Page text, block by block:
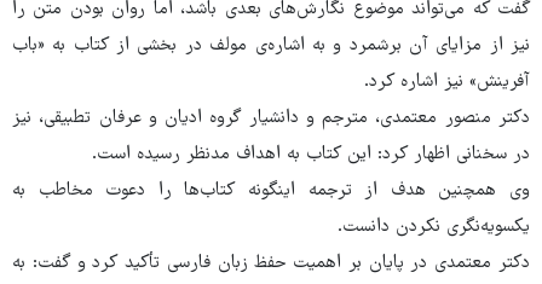
گفت که می‌تواند موضوع نگارش‌های بعدی باشد، اما روان بودن متن را
نیز از مزایای آن برشمرد و به اشاره‌ی مولف در بخشی از کتاب به «باب
آفرینش» نیز اشاره کرد.
دکتر منصور معتمدی، مترجم و دانشیار گروه ادیان و عرفان تطبیقی، نیز
در سخنانی اظهار کرد: این کتاب به اهداف مدنظر رسیده است.
وی همچنین هدف از ترجمه اینگونه کتاب‌ها را دعوت مخاطب به
یکسویه‌نگری نکردن دانست.
دکتر معتمدی در پایان بر اهمیت حفظ زبان فارسی تأکید کرد و گفت: به